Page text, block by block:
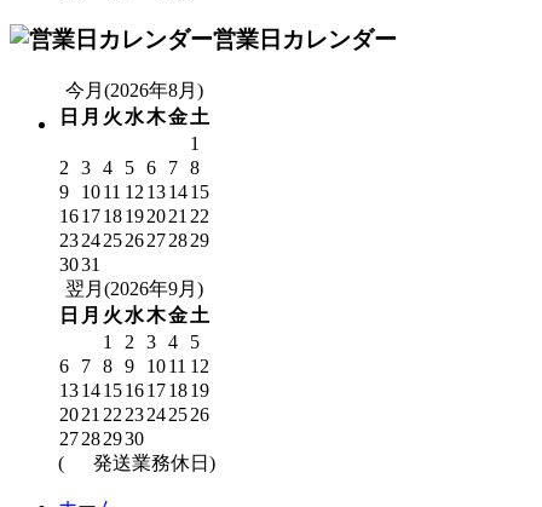
営業日カレンダー
今月(2026年8月)
日 月 火 水木金土
1
2
3 4 5 6 7 8
9
1011 12 131415
161718192021 22
23242526272829
3031
翌月(2026年9月)
日 月 火 水木金土
1
2 3 4
5
6
7 8 9 1011 12
13141516171819
2021 22 23242526
27282930
(
発送業務休日)